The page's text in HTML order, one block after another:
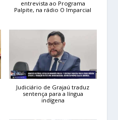
entrevista ao Programa
Palpite, na rádio O Imparcial
Judiciário de Grajaú traduz
sentença para a língua
indígena